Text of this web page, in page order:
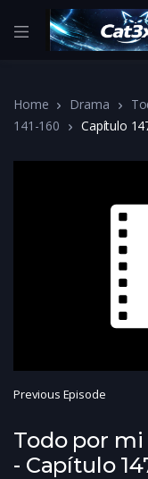
Home Drama
141-160
Capítulo
Previous Episode
Todo por
- Capítulo